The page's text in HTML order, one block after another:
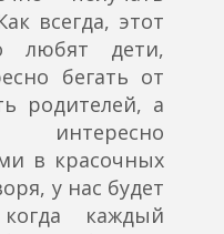
всегда, этот
любят дети,
бегать от
родителей, а
интересно
в красочных
у нас будет
каждый